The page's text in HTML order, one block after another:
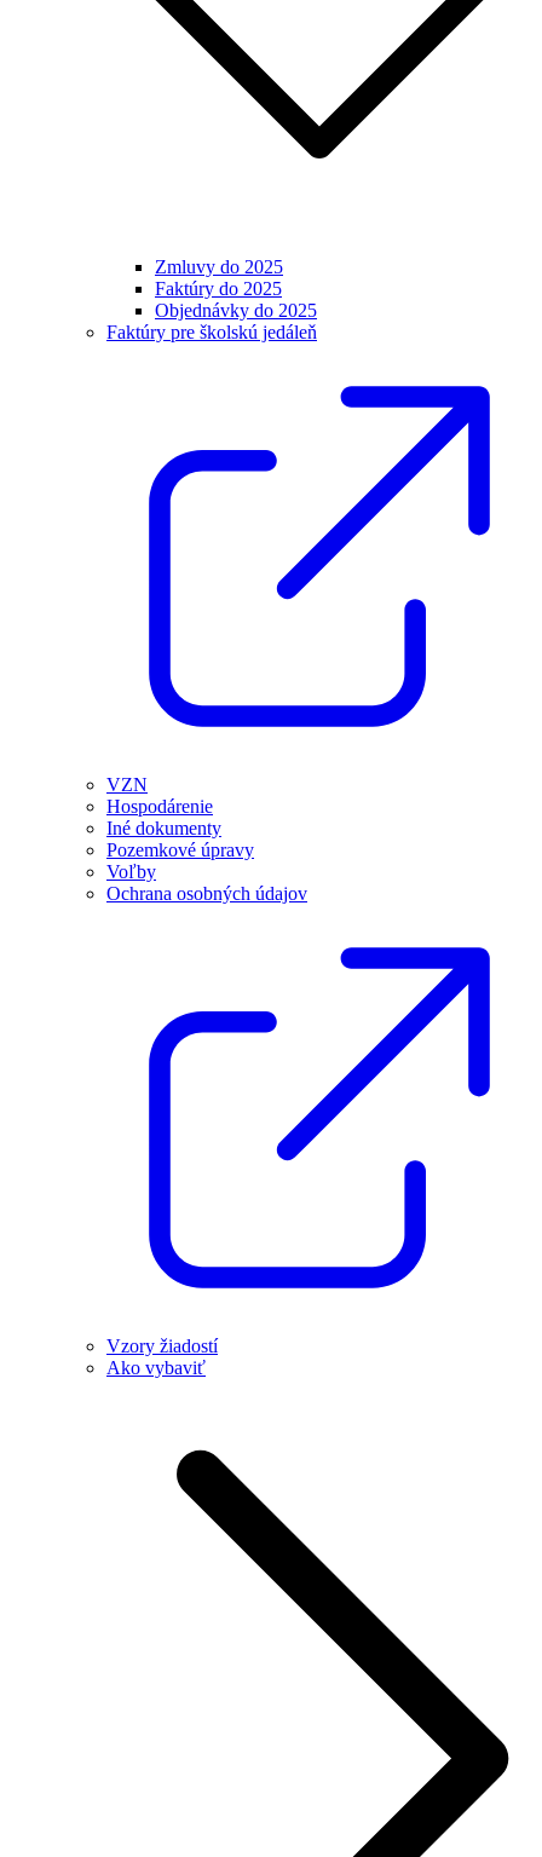
Zmluvy do 2025
Faktúry do 2025
Objednávky do 2025
Faktúry pre školskú jedáleň
VZN
Hospodárenie
Iné dokumenty
Pozemkové úpravy
Voľby
Ochrana osobných údajov
Vzory žiadostí
Ako vybaviť